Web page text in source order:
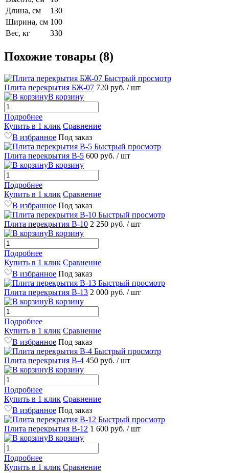
Длина, см
130
Ширина, см 100
Вес, кг
330
Похожие товары (8)
Быстрый просмотр
Плита перекрытия БЖ-07 720 руб. / шт
В корзину
Подробнее
Купить в 1 клик Сравнение
В избранное Под заказ
Быстрый просмотр
Плита перекрытия В-5 600 руб. / шт
В корзину
Подробнее
Купить в 1 клик Сравнение
В избранное Под заказ
Быстрый просмотр
Плита перекрытия В-10 2 250 руб. / шт
В корзину
Подробнее
Купить в 1 клик Сравнение
В избранное Под заказ
Быстрый просмотр
Плита перекрытия В-13 2 000 руб. / шт
В корзину
Подробнее
Купить в 1 клик Сравнение
В избранное Под заказ
Быстрый просмотр
Плита перекрытия В-4 450 руб. / шт
В корзину
Подробнее
Купить в 1 клик Сравнение
В избранное Под заказ
Быстрый просмотр
Плита перекрытия В-12 1 600 руб. / шт
В корзину
Подробнее
Купить в 1 клик Сравнение